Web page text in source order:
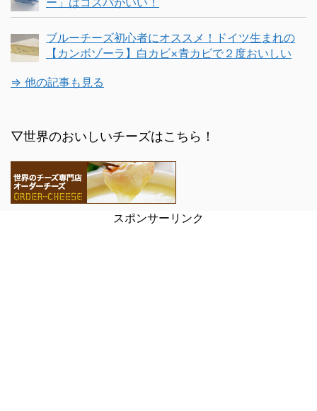
ブルーチーズ初心者にオススメ！ドイツ生まれの
【カンボゾーラ】白カビ×青カビで２度おいしい
⇒ 他の記事も見る
▽世界のおいしいチーズはこちら！
スポンサーリンク